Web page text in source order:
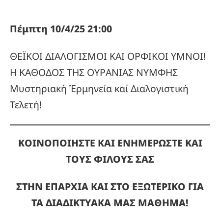
Πέμπτη 10/4/25 21:00
ΘΕΪΚΟΙ ΔΙΑΛΟΓΙΣΜΟΙ ΚΑΙ ΟΡΦΙΚΟΙ ΥΜΝΟΙ!
Η ΚΑΘΟΔΟΣ ΤΗΣ ΟΥΡΑΝΙΑΣ ΝΥΜΦΗΣ
Μυστηριακή Ἑρμηνεία καί Διαλογιστική
Τελετή!
ΚΟΙΝΟΠΟΙΗΣΤΕ ΚΑΙ ΕΝΗΜΕΡΩΣΤΕ ΚΑΙ
ΤΟΥΣ ΦΙΛΟΥΣ ΣΑΣ
ΣΤΗΝ ΕΠΑΡΧΙΑ ΚΑΙ ΣΤΟ ΕΞΩΤΕΡΙΚΟ ΓΙΑ
ΤΑ ΔΙΑΔΙΚΤΥΑΚΑ ΜΑΣ ΜΑΘΗΜΑ!